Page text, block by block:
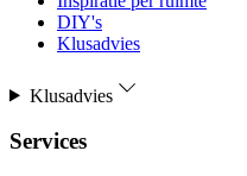
DIY's
Klusadvies
Klusadvies
Services